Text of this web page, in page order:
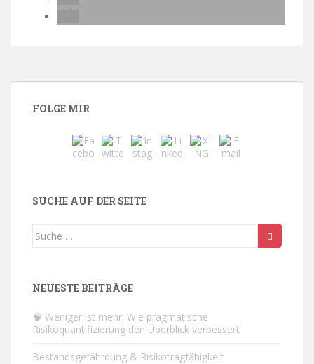
FOLGE MIR
SUCHE AUF DER SEITE
Suche
NEUESTE BEITRÄGE
🧠 Weniger ist mehr: Wie pragmatische
Risikoquantifizierung den Überblick verbessert
Bestandsgefährdung & Risikotragfähigkeit